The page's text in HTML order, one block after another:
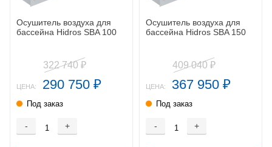
Осушитель воздуха для
бассейна Hidros SBA 100
322 740 ₽
ЦЕНА: 290 750 ₽
Под заказ
- +
Осушитель воздуха для
бассейна Hidros SBA 150
409 040 ₽
ЦЕНА: 367 950 ₽
Под заказ
- +